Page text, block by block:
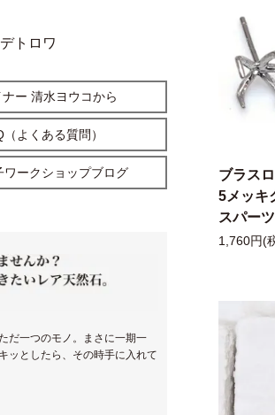
ブラス
5メッキ
スパー
1,760円(
トロワ
ー 清水ヨウコから
（よくある質問）
ワークショップブログ
だ一つのモノ。まさに一期一
ッとしたら、その時手に入れて